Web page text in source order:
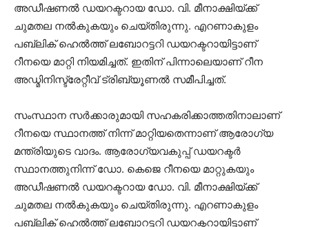
അഡീഷണല്‍ ഡയറക്ടറായ ഡോ. വി. മീനാക്ഷിയ്ക്ക്
ചുമതല നല്‍കുകയും ചെയ്തിരുന്നു. എറണാകുളം
പബ്ലിക് ഹെല്‍ത്ത് ലബോറട്ടറി ഡയറക്ടറായിട്ടാണ്
റീനയെ മാറ്റി നിയമിച്ചത്. ഇതിന് പിന്നാലെയാണ് റീന
അഡ്മിനിസ്ട്രേറ്റീവ് ട്രിബ്യൂണല്‍ സമീപിച്ചത്.
സംസ്ഥാന സര്‍ക്കാരുമായി സഹകരിക്കാത്തതിനാലാണ്
റീനയെ സ്ഥാനത്ത് നിന്ന് മാറ്റിയതെന്നാണ് ആരോഗ്യ
മന്ത്രിയുടെ വാദം. ആരോഗ്യവകുപ്പ് ഡയറക്ടര്‍
സ്ഥാനത്തുനിന്ന് ഡോ. കെജെ റീനയെ മാറ്റുകയും
അഡീഷണല്‍ ഡയറക്ടറായ ഡോ. വി. മീനാക്ഷിയ്ക്ക്
ചുമതല നല്‍കുകയും ചെയ്തിരുന്നു. എറണാകുളം
പബ്ലിക് ഹെല്‍ത്ത് ലബോറട്ടറി ഡയറക്ടറായിട്ടാണ്